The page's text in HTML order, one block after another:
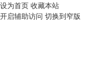
设为首页 收藏本站
开启辅助访问 切换到窄版